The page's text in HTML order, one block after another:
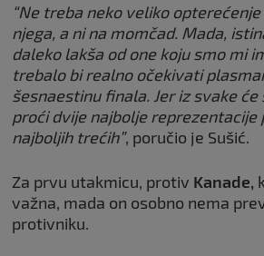
“Ne treba neko veliko
njega, a ni na momčad. Mada,
daleko lakša od one koju smo mi
trebalo bi realno očekivati
šesnaestinu finala. Jer iz svake će
proći dvije najbolje reprezentacije
najboljih trećih”, poručio je Sušić.
Za prvu utakmicu, protiv Kanade,
važna, mada on osobno nema
protivniku.